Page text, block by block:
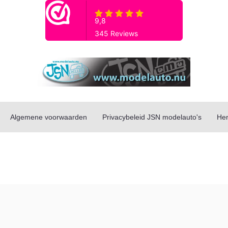
Algemene voorwaarden Privacybeleid JSN modelauto's